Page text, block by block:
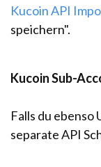
Kucoin API
speichern".
Kucoin Sub-
Falls du
separate API